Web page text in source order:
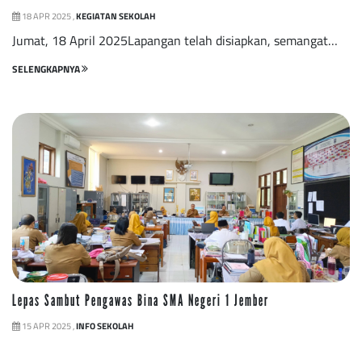
18 APR 2025 ,KEGIATAN SEKOLAH
Jumat, 18 April 2025Lapangan telah disiapkan, semangat…
SELENGKAPNYA
Lepas Sambut Pengawas Bina SMA Negeri 1 Jember
15 APR 2025 ,INFO SEKOLAH